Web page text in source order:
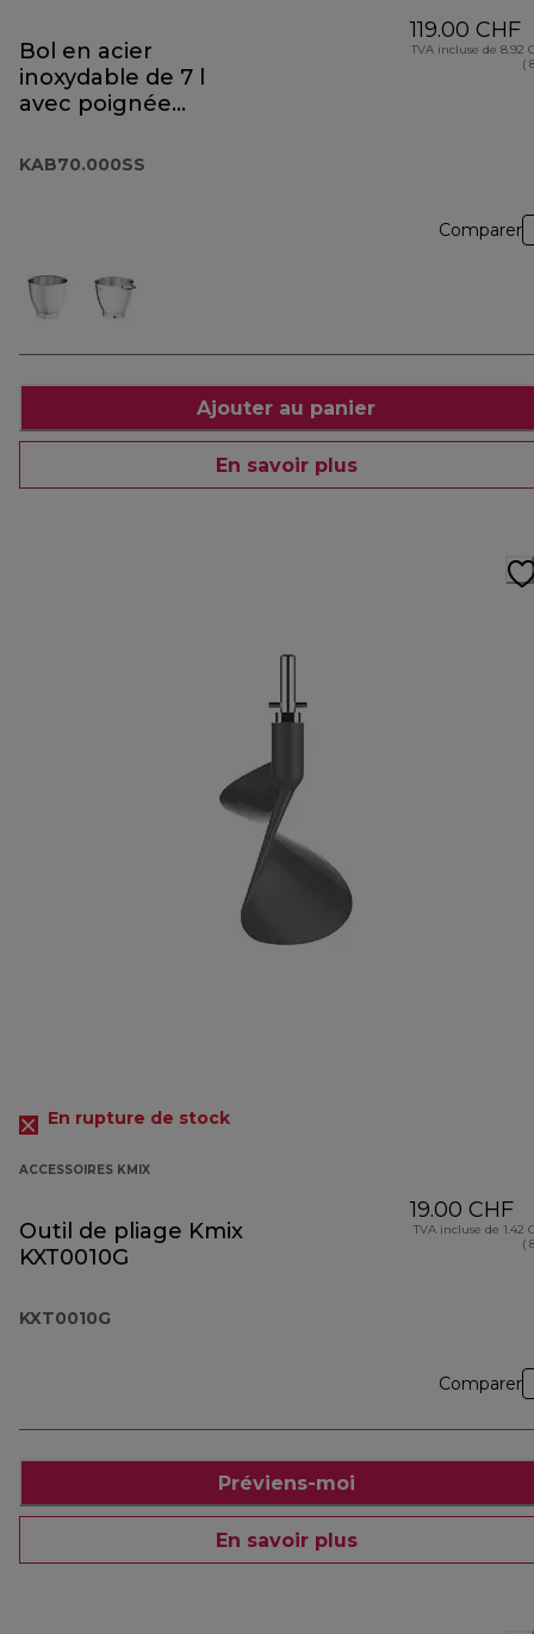
Bol en acier
inoxydable de 7 l
avec poignée
KAB70.000SS
119.00 CHF
TVA incluse de 8.92
(
Comparer
Ajouter au panier
En savoir plus
En rupture de stock
ACCESSOIRES KMIX
Outil de pliage Kmix
KXT0010G
KXT0010G
19.00 CHF
TVA incluse de 1.42
(
Comparer
Préviens-moi
En savoir plus